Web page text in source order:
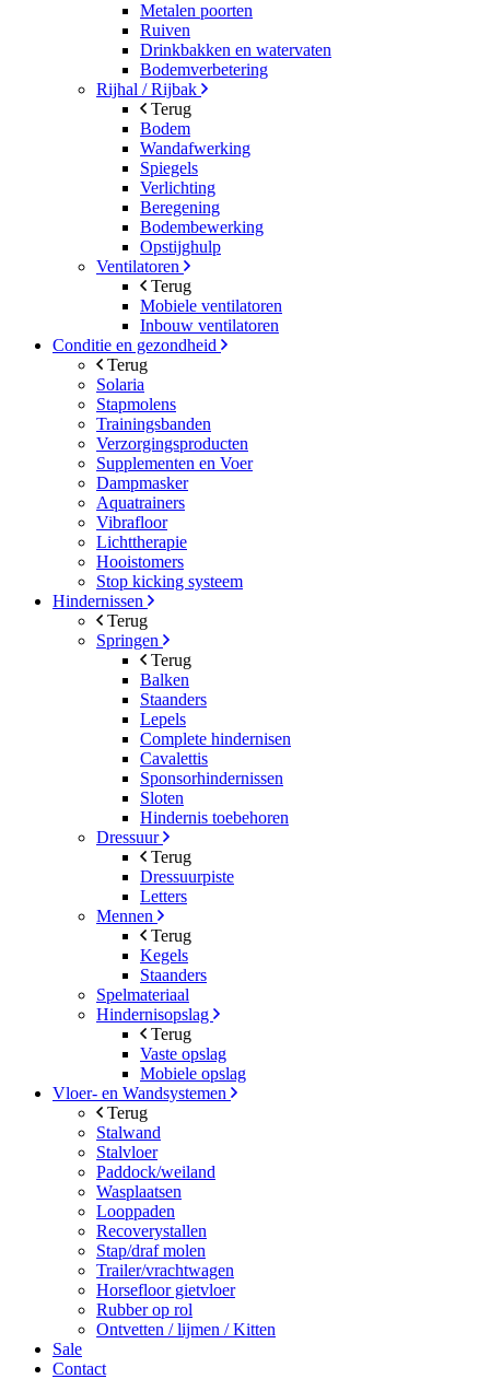
Metalen poorten
Ruiven
Drinkbakken en watervaten
Bodemverbetering
Rijhal / Rijbak
Terug
Bodem
Wandafwerking
Spiegels
Verlichting
Beregening
Bodembewerking
Opstijghulp
Ventilatoren
Terug
Mobiele ventilatoren
Inbouw ventilatoren
Conditie en gezondheid
Terug
Solaria
Stapmolens
Trainingsbanden
Verzorgingsproducten
Supplementen en Voer
Dampmasker
Aquatrainers
Vibrafloor
Lichttherapie
Hooistomers
Stop kicking systeem
Hindernissen
Terug
Springen
Terug
Balken
Staanders
Lepels
Complete hindernisen
Cavalettis
Sponsorhindernissen
Sloten
Hindernis toebehoren
Dressuur
Terug
Dressuurpiste
Letters
Mennen
Terug
Kegels
Staanders
Spelmateriaal
Hindernisopslag
Terug
Vaste opslag
Mobiele opslag
Vloer- en Wandsystemen
Terug
Stalwand
Stalvloer
Paddock/weiland
Wasplaatsen
Looppaden
Recoverystallen
Stap/draf molen
Trailer/vrachtwagen
Horsefloor gietvloer
Rubber op rol
Ontvetten / lijmen / Kitten
Sale
Contact